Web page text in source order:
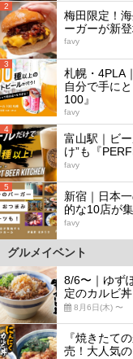
2
梅田限定！
ーガーが新登
favy
3
札幌・4PLA
自分で手に
100』
favy
4
富山駅｜ビ
け”も『
favy
5
新宿｜日本
的な10店が
favy
グルメイベント
8/6〜｜ゆず
定のカルビ
8月6日(木) 〜
『焼きたて
売！大人気